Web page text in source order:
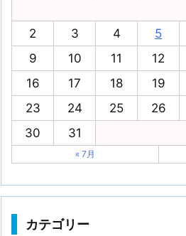
2
3 4 5
9
10 11 12
16
17 18 19
23
24 25 26
30
31
« 7月
カテゴリー